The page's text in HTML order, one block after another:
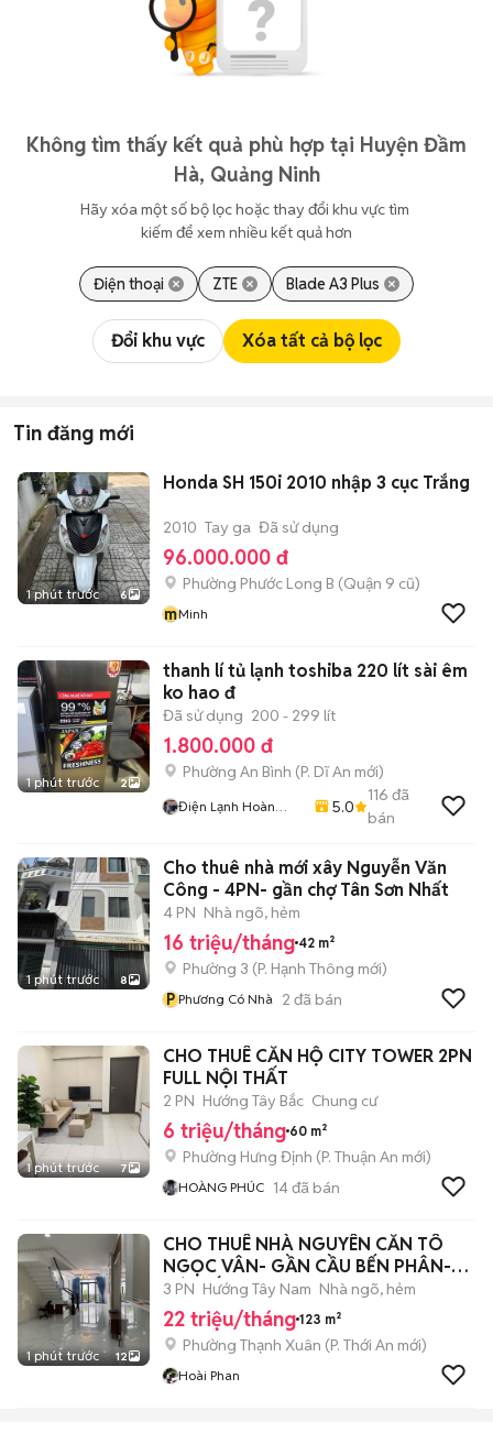
Không tìm thấy kết quả phù hợp tại Huyện Đầm
Hà, Quảng Ninh
Hãy xóa một số bộ lọc hoặc thay đổi khu vực tìm
kiếm để xem nhiều kết quả hơn
Điện thoại ZTE Blade A3 Plus
Đổi khu vực Xóa tất cả bộ lọc
Tin đăng mới
1 phút trước 6
Honda SH 150i 2010 nhập 3 cục Trắng
2010 Tay ga Đã sử dụng
96.000.000 đ
Phường Phước Long B (Quận 9 cũ)
mMinh
1 phút trước 2
thanh lí tủ lạnh toshiba 220 lít sài êm
ko hao đ
Đã sử dụng 200 - 299 lít
1.800.000 đ
Phường An Bình (P. Dĩ An mới)
Điện Lạnh Hoàn
5.0
116 đã
bán
1 phút trước 8
Cho thuê nhà mới xây Nguyễn Văn
Công - 4PN- gần chợ Tân Sơn Nhất
4 PN Nhà ngõ, hẻm
16 triệu/tháng 42 m²
Phường 3 (P. Hạnh Thông mới)
P Phương Có Nhà 2 đã bán
1 phút trước 7
CHO THUÊ CĂN HỘ CITY TOWER 2PN
FULL NỘI THẤT
2 PN Hướng Tây Bắc Chung cư
6 triệu/tháng 60 m²
Phường Hưng Định (P. Thuận An mới)
HOÀNG PHÚC 14đã bán
1 phút trước 12
CHO THUÊ NHÀ NGUYÊN CĂN TÔ
NGỌC VÂN- GẦN CẦU BẾN PHÂN-
GÒ VẤP
3 PN Hướng Tây Nam Nhà ngõ, hẻm
22 triệu/tháng 123 m²
Phường Thạnh Xuân (P. Thới An mới)
Hoài Phan